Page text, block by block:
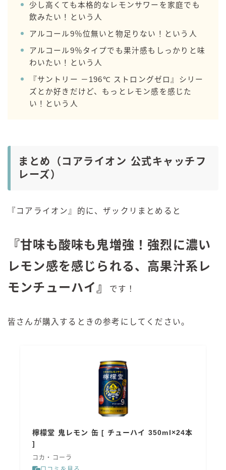
少し高くても本格的なレモンサワーを家庭でも
飲みたい！という人
アルコール9％位無いと物足りない！という人
アルコール9％タイプでも果汁感もしっかりと味
わいたい！という人
『サントリー －196℃ ストロングゼロ』シリー
ズとか好きだけど、もっとレモン感を感じた
い！という人
まとめ（コアライオン 公式キャッチフ
レーズ）
『コアライオン』的に、ザックリまとめると
『甘味も酸味も鬼増強！強烈に濃い
レモン感を感じられる、高果汁系レ
モンチューハイ』
です！
皆さんが購入するときの参考にしてください。
檸檬堂 鬼レモン 缶 [ チューハイ 350ml×24本
]
コカ・コーラ